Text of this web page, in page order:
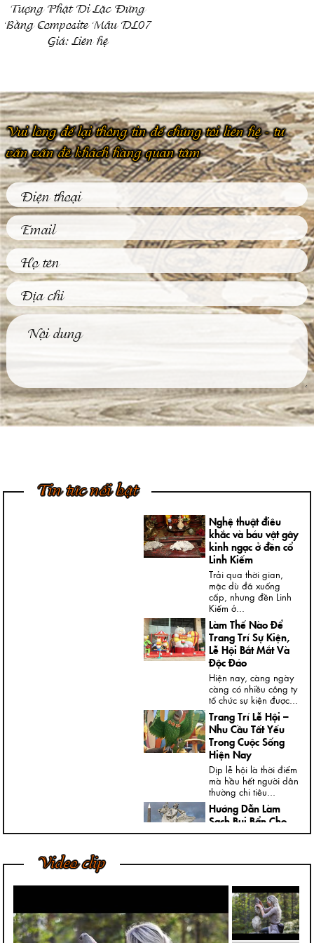
Tượng Phật Di Lặc Đứng
Bằng Composite Mẫu DL07
Giá:Liên hệ
Vui lòng để lại thông tin để chúng tôi liên hệ - tư
vấn vấn đề khách hàng quan tâm
Tin tức nổi bật
Phù Điêu Và Những
Thực Trong Đời
Sống Thường Ngày
phù điêu hiện nay
Tìm Hiểu Về Kỹ
ngưỡng những bức
tượng đồng...
4 Bước Quan Trọng
Trong Quy Trình
tượng khá thông dụng
Nghệ thuật điêu
khắc và báu vật gây
kinh ngạc ở đền cổ
Linh Kiếm
Trải qua thời gian,
mặc dù đã xuống
cấp, nhưng đền Linh
Kiếm ở...
Làm Thế Nào Để
Trang Trí Sự Kiện,
Lễ Hội Bắt Mắt Và
Độc Đáo
Hiện nay, càng ngày
càng có nhiều công ty
tổ chức sự kiện được...
Trang Trí Lễ Hội –
Nhu Cầu Tất Yếu
Trong Cuộc Sống
Hiện Nay
Dịp lễ hội là thời điểm
mà hầu hết người dân
thường chi tiêu...
Hướng Dẫn Làm
Sạch Bụi Bẩn Cho
Tượng Thạch Cao
các...
Bí Quyết Để Tượng
Đá Mỹ Nghệ Luôn
Giữ Được Nước
Bóng Tốt Nhất
Video clip